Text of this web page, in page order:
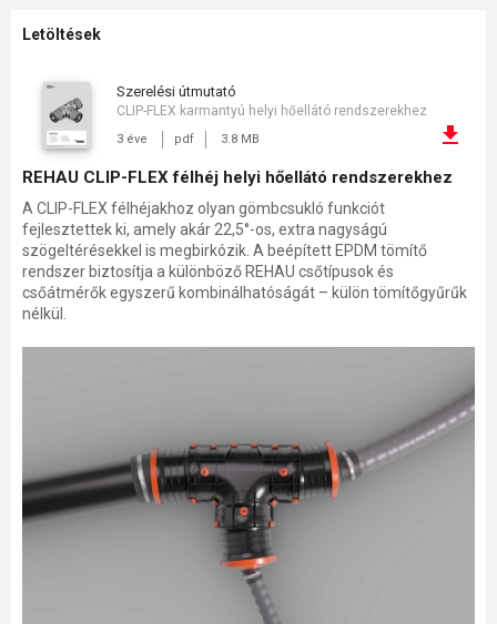
Letöltések
szerelési útmutató
3 éve pdf 3.8 MB
CLIP-FLEX karmantyú helyi hőellátó rendszerekhez
REHAU CLIP-FLEX félhéj helyi hőellátó rendszerekhez
A CLIP-FLEX félhéjakhoz olyan gömbcsukló funkciót
fejlesztettek ki, amely akár 22,5°-os, extra nagyságú
szögeltérésekkel is megbirkózik. A beépített EPDM tömítő
rendszer biztosítja a különböző REHAU csőtípusok és
csőátmérők egyszerű kombinálhatóságát – külön tömítőgyűrűk
nélkül.